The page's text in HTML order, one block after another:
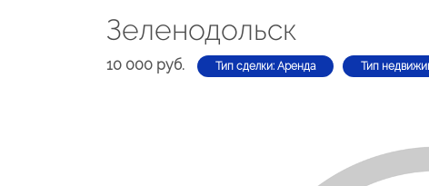
Зеленодольск
10 000 руб. Тип сделки: Аренда Тип